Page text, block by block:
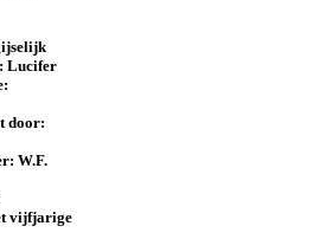
Lucifer
door:
W.F.
vijfjarige